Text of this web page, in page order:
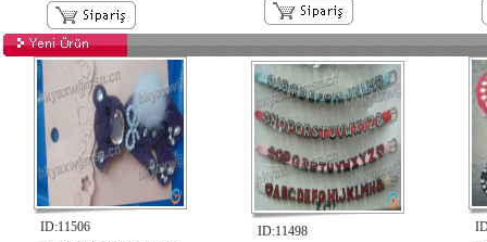
ID:11506
ID:11498